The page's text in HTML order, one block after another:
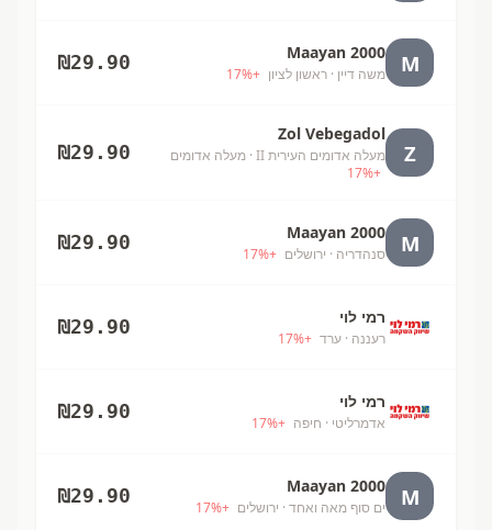
M
Maayan 2000
משה דיין · ראשון לציון +
17%
₪29.90
Z
Zol Vebegadol
מעלה אדומים העירית II
· מעלה אדומים
+
17%
₪29.90
M
Maayan 2000
סנהדריה · ירושלים +
17%
₪29.90
רמי לוי
רעננה · ערד +
17%
₪29.90
רמי לוי
אדמרליטי · חיפה +
17%
₪29.90
M
Maayan 2000
ים סוף מאה ואחד · ירושלים +
17%
₪29.90